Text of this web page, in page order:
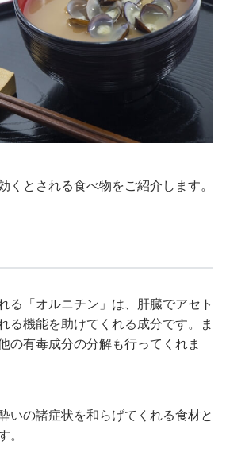
くとされる食べ物をご紹介します。
る「オルニチン」は、肝臓でアセト
る機能を助けてくれる成分です。ま
の有毒成分の分解も行ってくれま
いの諸症状を和らげてくれる食材と
。